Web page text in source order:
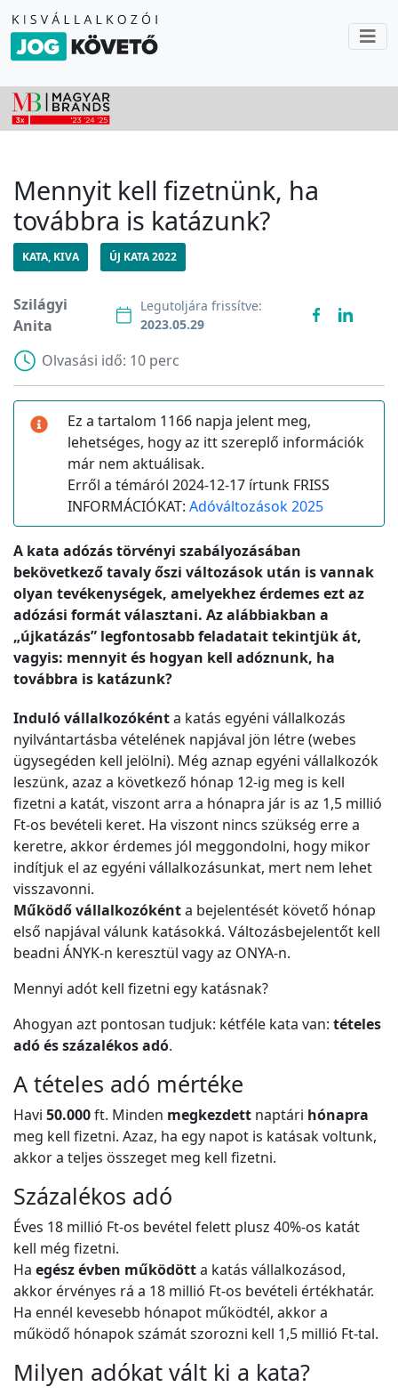
Mennyit kell fizetnünk, ha
továbbra is katázunk?
KATA, KIVA ÚJ KATA 2022
Szilágyi
Anita
Legutoljára frissítve:
2023.05.29
Olvasási idő: 10 perc
Ez a tartalom 1166 napja jelent meg,
lehetséges, hogy az itt szereplő információk
már nem aktuálisak.
Erről a témáról 2024-12-17 írtunk FRISS
INFORMÁCIÓKAT: Adóváltozások 2025
A kata adózás törvényi szabályozásában
bekövetkező tavaly őszi változások után is vannak
olyan tevékenységek, amelyekhez érdemes ezt az
adózási formát választani. Az alábbiakban a
„újkatázás” legfontosabb feladatait tekintjük át,
vagyis: mennyit és hogyan kell adóznunk, ha
továbbra is katázunk?
Induló vállalkozókénta katás egyéni vállalkozás
nyilvántartásba vételének napjával jön létre (webes
ügysegéden kell jelölni). Még aznap egyéni vállalkozók
leszünk, azaz a következő hónap 12-ig meg is kell
fizetni a katát, viszont arra a hónapra jár is az 1,5 millió
Ft-os bevételi keret. Ha viszont nincs szükség erre a
keretre, akkor érdemes jól meggondolni, hogy mikor
indítjuk el az egyéni vállalkozásunkat, mert nem lehet
visszavonni.
Működő vállalkozókénta bejelentését követő hónap
első napjával válunk katásokká. Változásbejelentőt kell
beadni ÁNYK-n keresztül vagy az ONYA-n.
Mennyi adót kell fizetni egy katásnak?
Ahogyan azt pontosan tudjuk: kétféle kata van: tételes
adó és százalékos adó.
A tételes adó mértéke
Havi 50.000ft. Minden megkezdett naptári hónapra
meg kell fizetni. Azaz, ha egy napot is katásak voltunk,
akkor a teljes összeget meg kell fizetni.
Százalékos adó
Éves 18 millió Ft-os bevétel felett plusz 40%-os katát
kell még fizetni.
Ha egész évben működötta katás vállalkozásod,
akkor érvényes rá a 18 millió Ft-os bevételi értékhatár.
Ha ennél kevesebb hónapot működtél, akkor a
működő hónapok számát szorozni kell 1,5 millió Ft-tal.
Milyen adókat vált ki a kata?